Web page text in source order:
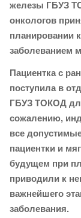
железы ГБУЗ
онкологов
планировании
заболеванием
Пациентка с
поступила в
ГБУЗ ТОКОД
сожалению,
все
пациентки и
будущем при
приводили к
важнейшего
заболевания.